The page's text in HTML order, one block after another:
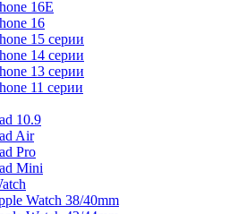
16E
16
15 серии
14 серии
13 серии
11 серии
10.9
Air
Pro
Mini
Watch 38/40mm